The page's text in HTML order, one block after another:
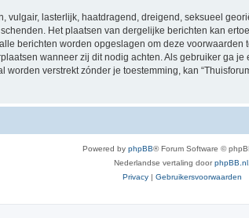
vulgair, lasterlijk, haatdragend, dreigend, seksueel
Het plaatsen van dergelijke berichten kan
berichten worden opgeslagen om deze
wanneer zij dit nodig achten. Als gebruiker ga
verstrekt zónder je toestemming, kan
Powered by phpBB® Forum Software ©
Nederlandse vertaling doorphpBB.nl
Privacy | Gebruikersvoorwaarden